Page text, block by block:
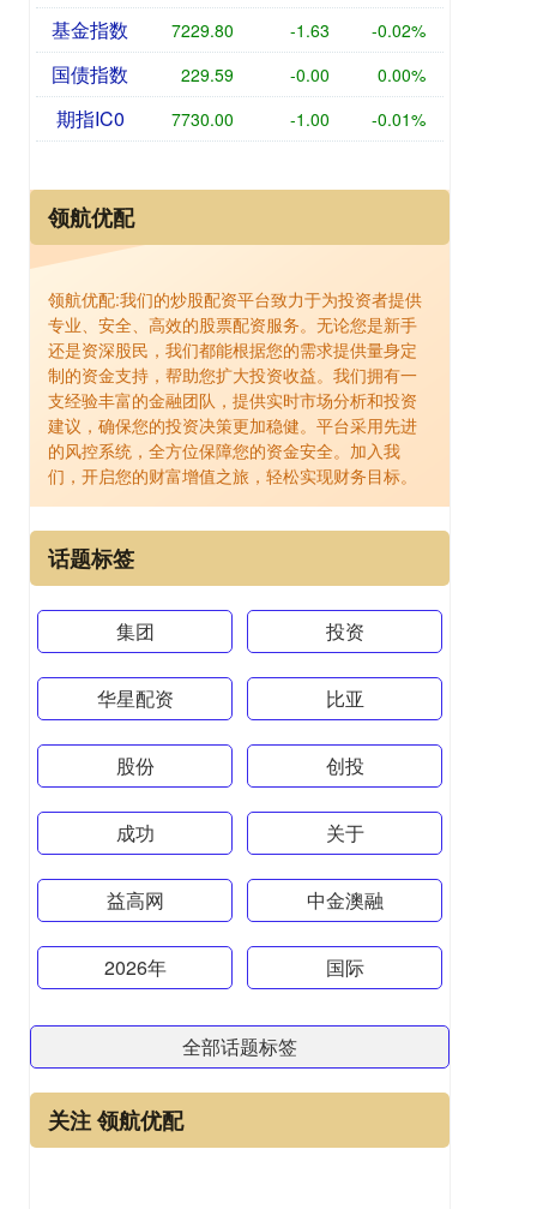
基金指数 7229.80 -1.63 -0.02%
国债指数 229.59 -0.00 0.00%
期指IC0 7730.00 -1.00 -0.01%
领航优配
领航优配:我们的炒股配资平台致力于为投资者提供
专业、安全、高效的股票配资服务。无论您是新手
还是资深股民，我们都能根据您的需求提供量身定
制的资金支持，帮助您扩大投资收益。我们拥有一
支经验丰富的金融团队，提供实时市场分析和投资
建议，确保您的投资决策更加稳健。平台采用先进
的风控系统，全方位保障您的资金安全。加入我
们，开启您的财富增值之旅，轻松实现财务目标。
话题标签
集团 投资
华星配资 比亚
股份 创投
成功 关于
益高网 中金澳融
2026年 国际
全部话题标签
关注 领航优配